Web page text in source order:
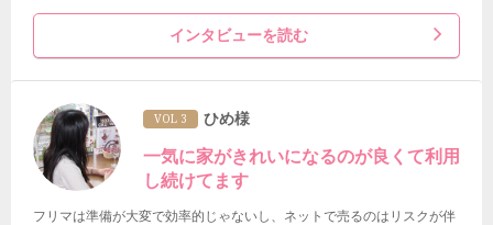
インタビューを読む
VOL 3 ひめ様
一気に家がきれいになるのが良くて利用
し続けてます
フリマは準備が大変で効率的じゃないし、ネットで売るのはリスクが伴